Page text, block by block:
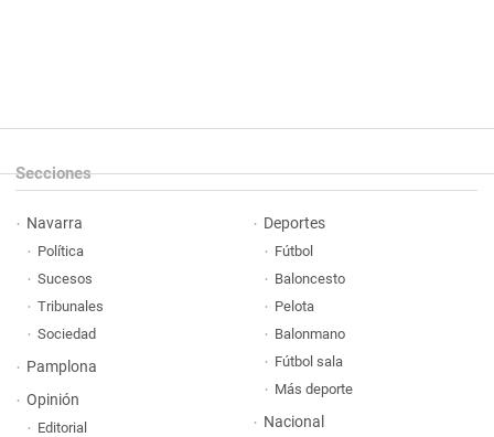
Secciones
Navarra
Política
Sucesos
Tribunales
Sociedad
Pamplona
Opinión
Editorial
Deportes
Fútbol
Baloncesto
Pelota
Balonmano
Fútbol sala
Más deporte
Nacional